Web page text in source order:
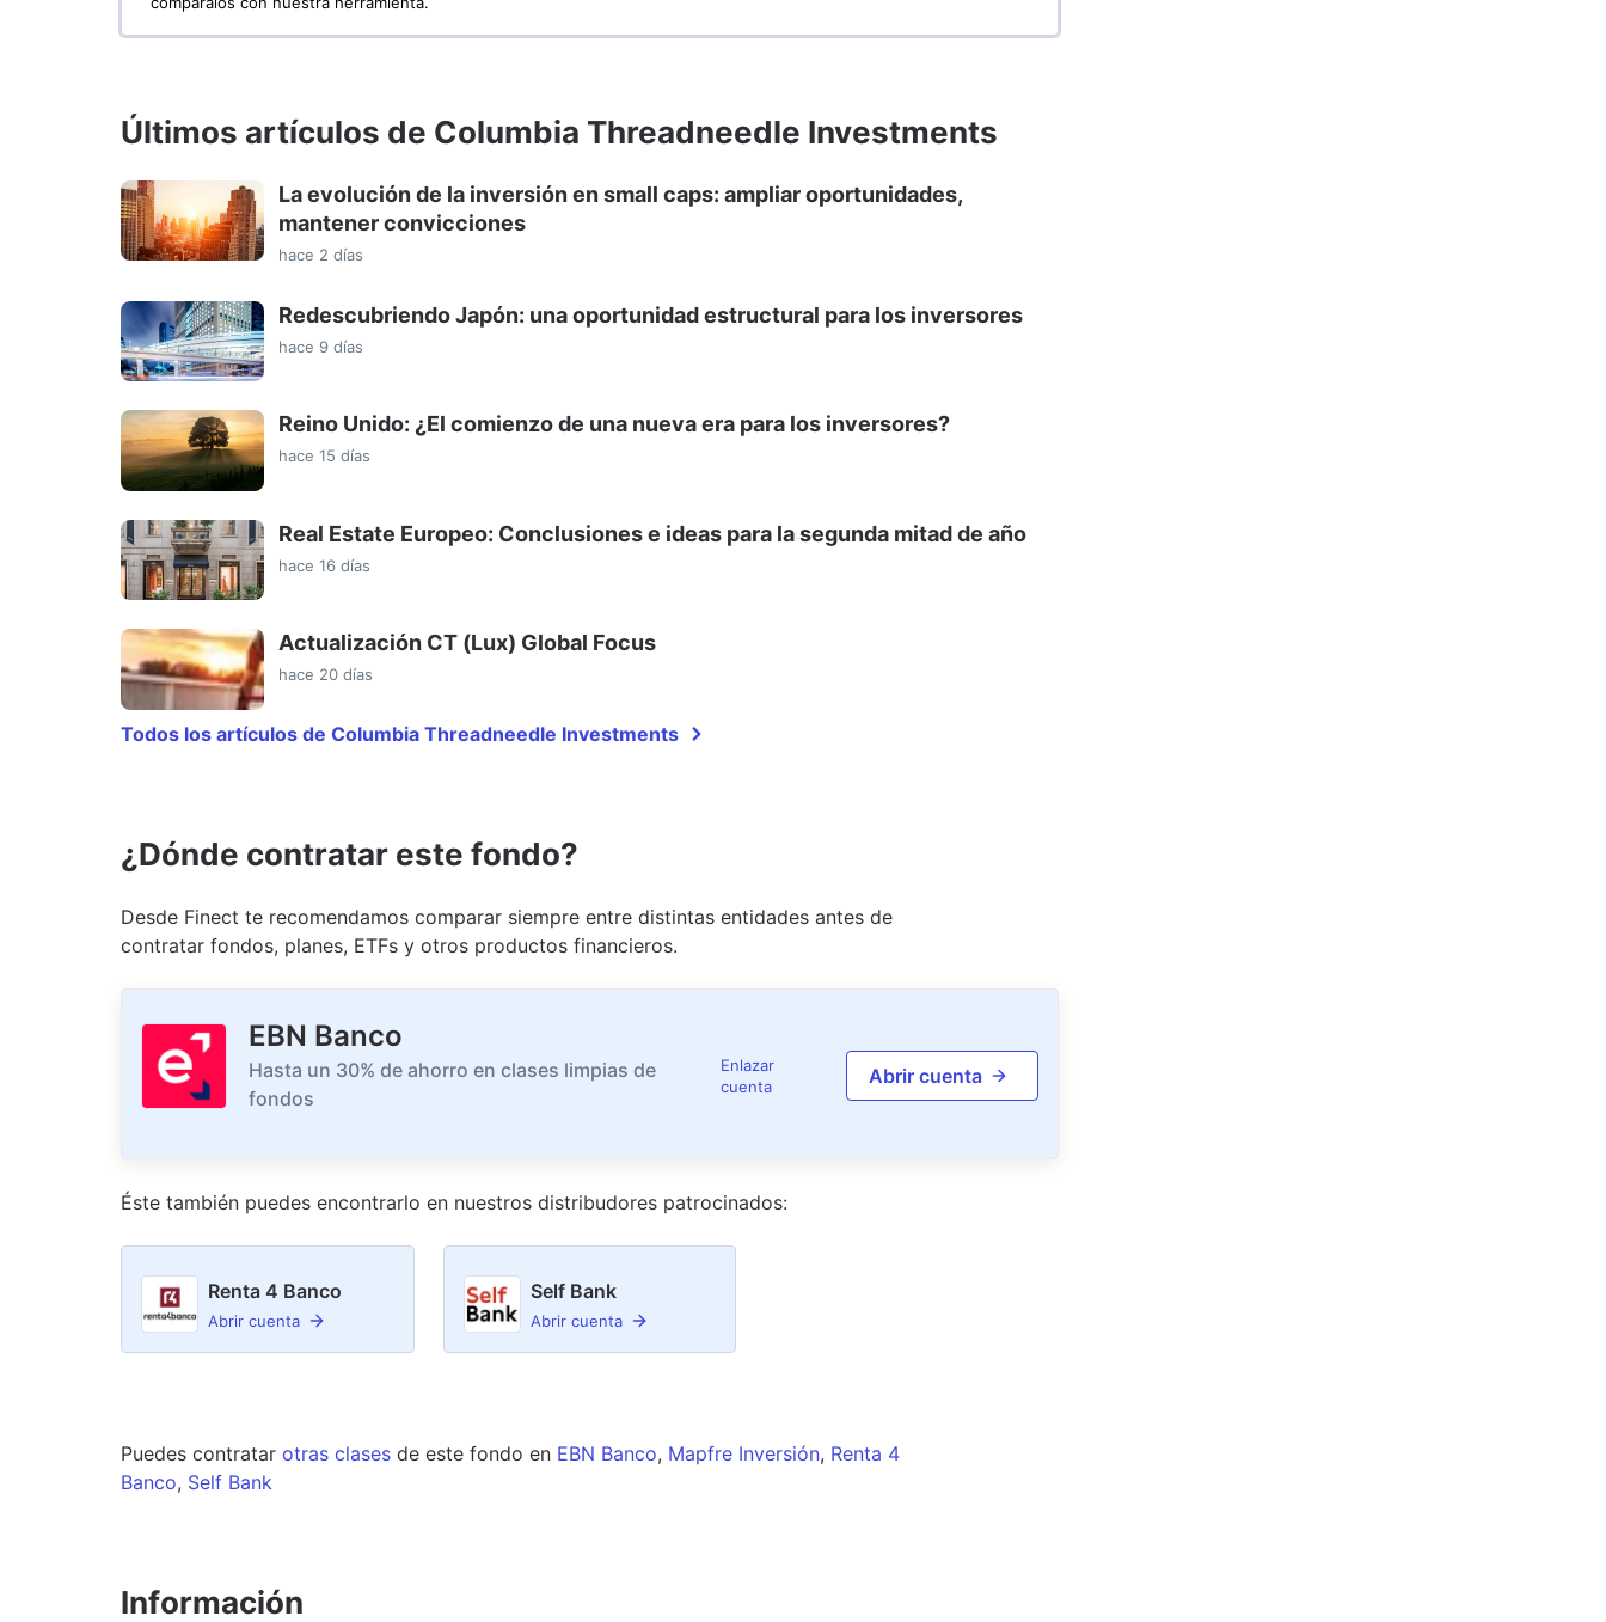
Últimos artículos de Columbia Threadneedle Investments
La evolución de la inversión en small caps: ampliar oportunidades,
mantener convicciones
hace 2 días
Redescubriendo Japón: una oportunidad estructural para los inversores
hace 9 días
Reino Unido: ¿El comienzo de una nueva era para los inversores?
hace 15 días
Real Estate Europeo: Conclusiones e ideas para la segunda mitad de año
hace 16 días
Actualización CT (Lux) Global Focus
hace 20 días
Todos los artículos de Columbia Threadneedle Investments
¿Dónde contratar este fondo?
Desde Finect te recomendamos comparar siempre entre distintas entidades antes de
contratar fondos, planes, ETFs y otros productos financieros.
EBN Banco
Hasta un 30% de ahorro en clases limpias de
fondos
Enlazar
cuenta
Abrir cuenta
Éste también puedes encontrarlo en nuestros distribudores patrocinados:
Renta 4 Banco
Abrir cuenta
Self Bank
Abrir cuenta
Puedes contratar otras clases de este fondo en EBN Banco, Mapfre Inversión, Renta 4
Banco, Self Bank
Información